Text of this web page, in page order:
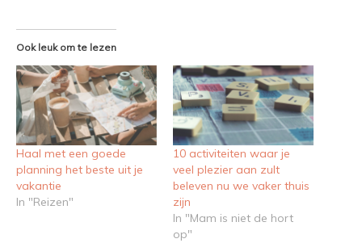
Ook leuk om te lezen
Haal met een goede
planning het beste uit je
vakantie
In "Reizen"
10 activiteiten waar je
veel plezier aan zult
beleven nu we vaker thuis
zijn
In "Mam is niet de hort
op"